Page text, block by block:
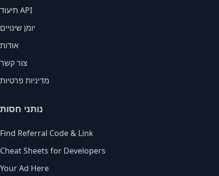
תיעוד API
יומן שינויים
אודות
צור קשר
מדיניות פרטיות
נותני חסות
Find Referral Code & Link
Cheat Sheets for Developers
Your Ad Here